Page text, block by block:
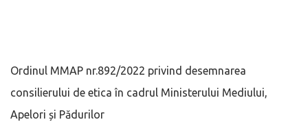
Ordinul MMAP nr.892/2022 privind desemnarea
consilierului de etica în cadrul Ministerului Mediului,
Apelori și Pădurilor